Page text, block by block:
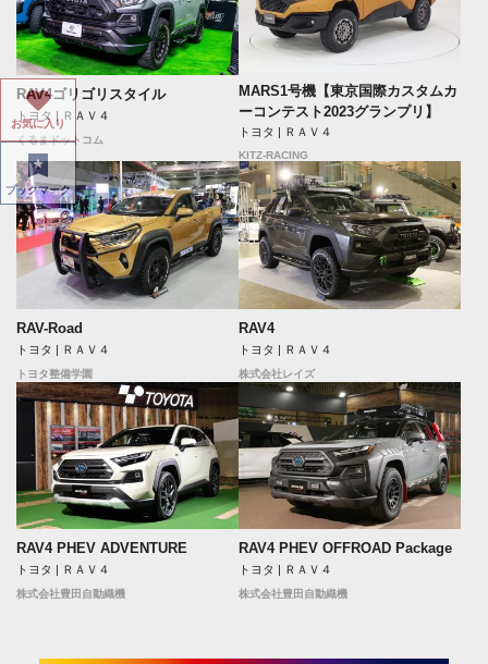
RAV4ゴリゴリスタイル
トヨタ | ＲＡＶ４
くるまドットコム
MARS1号機【東京国際カスタムカ
ーコンテスト2023グランプリ】
トヨタ | ＲＡＶ４
KITZ-RACING
RAV-Road
トヨタ | ＲＡＶ４
トヨタ整備学園
RAV4
トヨタ | ＲＡＶ４
株式会社レイズ
RAV4 PHEV ADVENTURE
トヨタ | ＲＡＶ４
株式会社豊田自動織機
RAV4 PHEV OFFROAD Package
トヨタ | ＲＡＶ４
株式会社豊田自動織機
お気に入り
ブックマーク